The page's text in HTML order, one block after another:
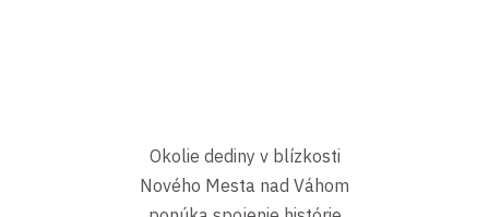
Okolie dediny v blízkosti
Nového Mesta nad Váhom